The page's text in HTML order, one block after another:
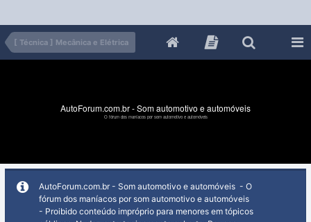
[ Técnica ] Mecânica e Elétrica
AutoForum.com.br - Som automotivo e automóveis
O fórum dos maníacos por som automotivo e automóveis
AutoForum.com.br - Som automotivo e automóveis - O
fórum dos maníacos por som automotivo e automóveis
- Proibido conteúdo impróprio para menores em tópicos